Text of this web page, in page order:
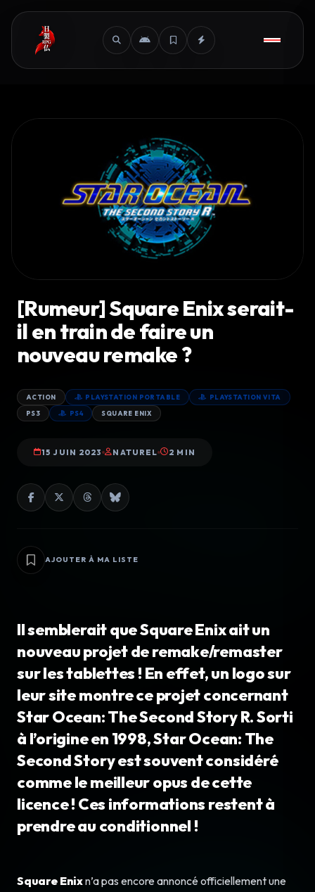
[Rumeur] Square Enix serait-
il en train de faire un
nouveau remake ?
ACTION PLAYSTATION PORTABLE PLAYSTATION VITA
PS3 PS4 SQUARE ENIX
15 JUIN 2023 NATUREL 2 MIN
AJOUTER À MA LISTE
Il semblerait que Square Enix ait un
nouveau projet de remake/remaster
sur les tablettes ! En effet, un logo sur
leur site montre ce projet concernant
Star Ocean: The Second Story R. Sorti
à l’origine en 1998, Star Ocean: The
Second Story est souvent considéré
comme le meilleur opus de cette
licence ! Ces informations restent à
prendre au conditionnel !
Square Enixn’a pas encore annoncé officiellement une